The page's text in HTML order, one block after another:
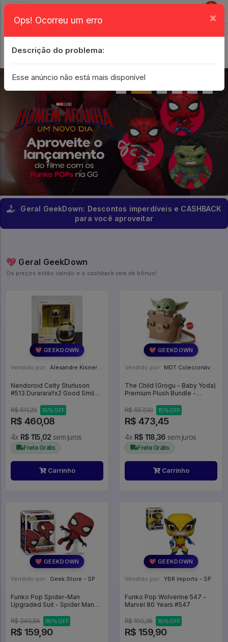
0
Geral GeekDown: Descontos imperdíveis e CASHBACK
para você aproveitar
💖 Geral GeekDown
Os preços estão caindo e o cashback vem de bônus!
💖 GEEKDOWN
Vendido por: Alexandre Kisner - PR
Nendoroid Celty Sturluson
#513 Durarara!!x2 Good Smile
R$ 511,20
10% OFF
R$ 460,08
4x R$ 115,02 sem juros
Frete Grátis
Carrinho
💖 GEEKDOWN
Vendido por: MDT Colecionáveis - DF
The Child (Grogu - Baby Yoda)
Premium Plush Bundle -
Mandalorian
R$ 557,00 15% OFF
R$ 473,45
4x R$ 118,36 sem juros
Frete Grátis
Carrinho
💖 GEEKDOWN
Vendido por: Geek Store - SP
Funko Pop Spider-Man
Upgraded Suit - Spider Man
R$ 249,84
36% OFF
R$ 159,90
💖 GEEKDOWN
Vendido por: YBR Imports - SP
Funko Pop Wolverine 547 -
Marvel 80 Years #547
R$ 190,36 16% OFF
R$ 159,90
Ops! Ocorreu um erro ×
Descrição do problema:
Esse anúncio não está mais disponível